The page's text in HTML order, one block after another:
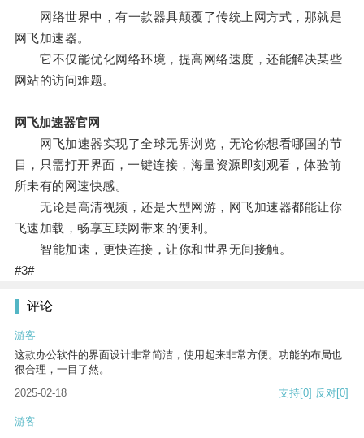
网络世界中，有一款器具颠覆了传统上网方式，那就是
网飞加速器。
它不仅能优化网络环境，提高网络速度，还能解决某些
网站的访问难题。
网飞加速器官网
网飞加速器实现了全球无界浏览，无论你想看哪国的节
目，只需打开界面，一键连接，海量资源即刻观看，体验前
所未有的网速快感。
无论是高清视频，还是大型网游，网飞加速器都能让你
飞速加载，畅享互联网带来的便利。
智能加速，更快连接，让你和世界无间接触。
#3#
评论
游客
这款办公软件的界面设计非常简洁，使用起来非常方便。功能的布局也
很合理，一目了然。
2025-02-18
支持[0] 反对[0]
游客